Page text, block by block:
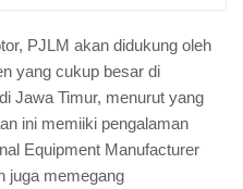
PJLM akan didukung oleh
yang cukup besar di
Jawa Timur, menurut yang
ini memiiki pengalaman
Equipment Manufacturer
juga memegang